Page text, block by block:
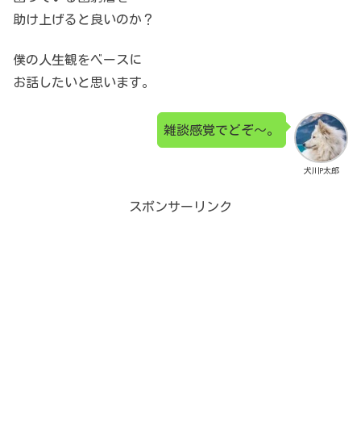
助け上げると良いのか？
僕の人生観をベースに
お話したいと思います。
犬川P太郎
雑談感覚でどぞ～。
スポンサーリンク